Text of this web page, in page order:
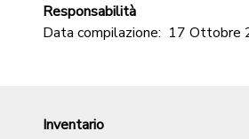
Responsabilità
Data compilazione: 17 Ottobre
Inventario